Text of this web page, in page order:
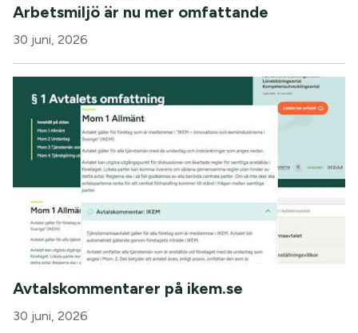
Arbetsmiljö är nu mer omfattande
30 juni, 2026
Avtalskommentarer på ikem.se
30 juni, 2026